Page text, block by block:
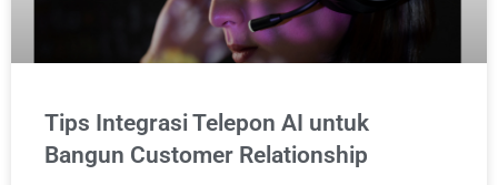
Tips Integrasi Telepon AI untuk
Bangun Customer Relationship